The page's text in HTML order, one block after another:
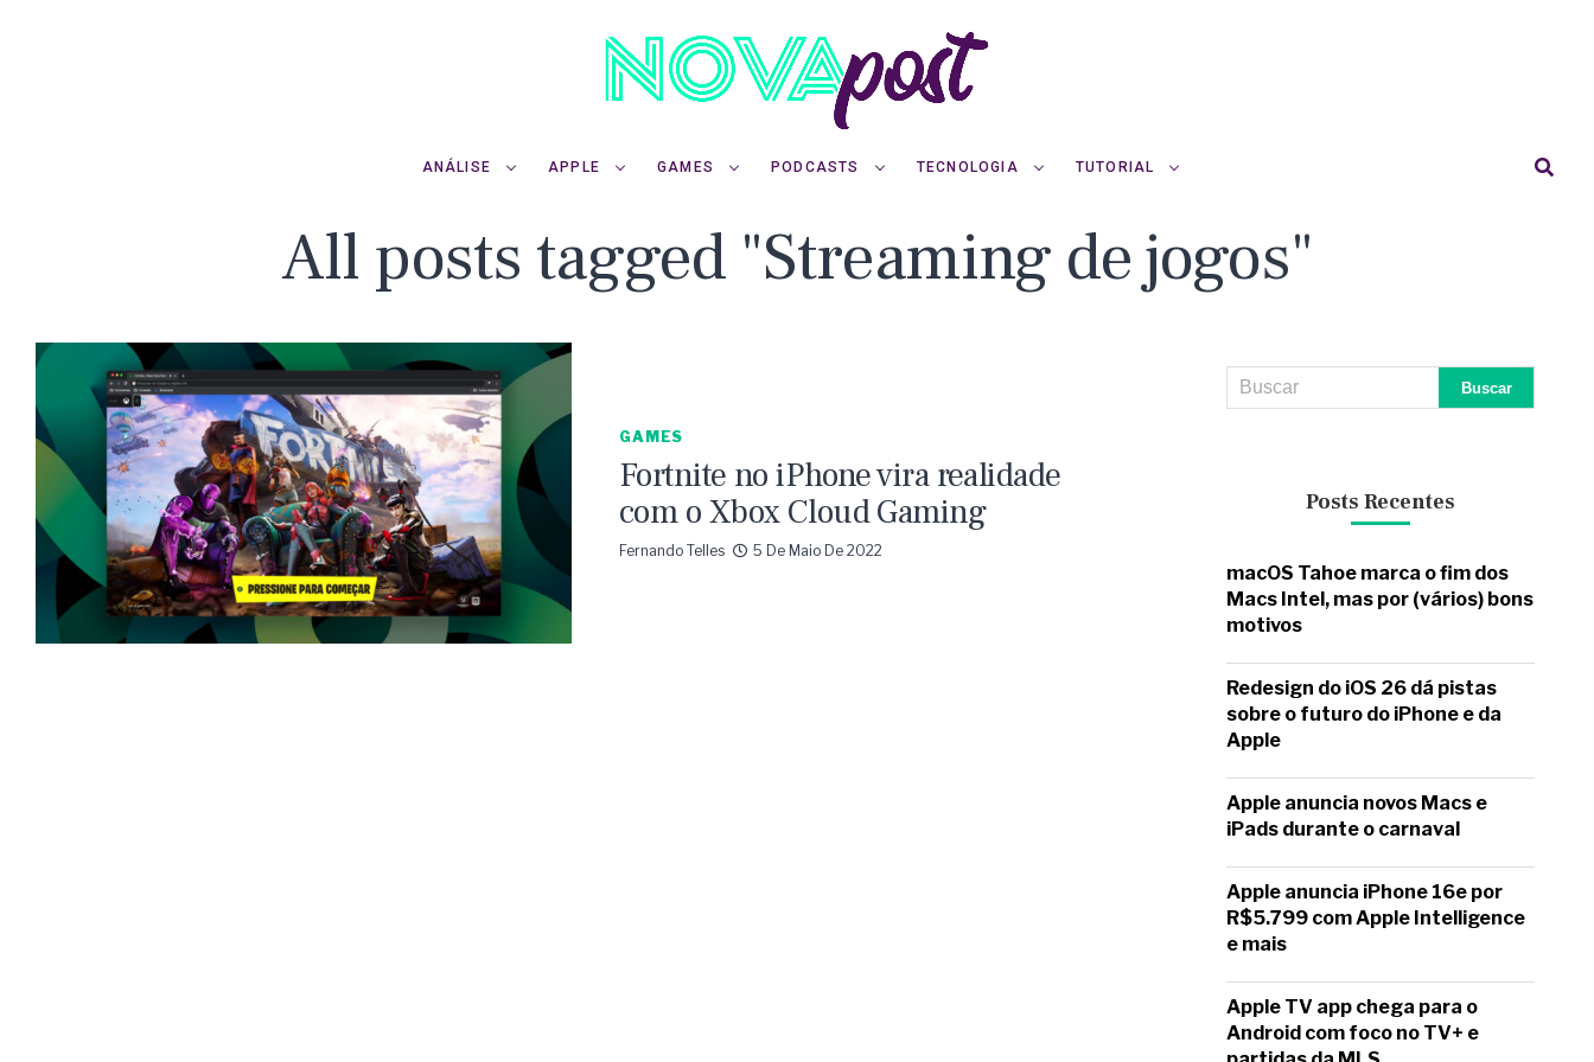
ANÁLISE APPLE GAMES PODCASTS TECNOLOGIA TUTORIAL
All posts tagged "Streaming de jogos"
GAMES
Fortnite no iPhone vira realidade
com o Xbox Cloud Gaming
Fernando Telles 5 De Maio De 2022
Posts Recentes
macOS Tahoe marca o fim dos
Macs Intel, mas por (vários) bons
motivos
Redesign do iOS 26 dá pistas
sobre o futuro do iPhone e da
Apple
Apple anuncia novos Macs e
iPads durante o carnaval
Apple anuncia iPhone 16e por
R$5.799 com Apple Intelligence
e mais
Apple TV app chega para o
Android com foco no TV+ e